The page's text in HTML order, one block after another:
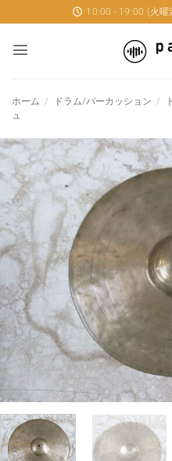
to
content
10:00 - 19:00 (火曜
ホーム / ドラム/パーカッション /
ュ